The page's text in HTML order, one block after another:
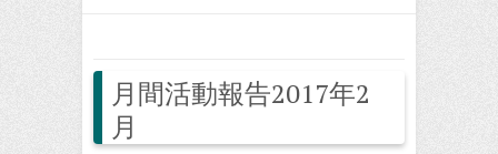
月間活動報告2017年2
月